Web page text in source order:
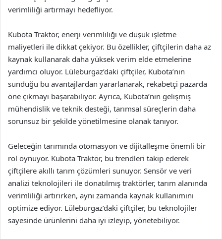
verimliliği artırmayı hedefliyor.
Kubota Traktör, enerji verimliliği ve düşük işletme
maliyetleri ile dikkat çekiyor. Bu özellikler, çiftçilerin daha az
kaynak kullanarak daha yüksek verim elde etmelerine
yardımcı oluyor. Lüleburgaz’daki çiftçiler, Kubota’nın
sunduğu bu avantajlardan yararlanarak, rekabetçi pazarda
öne çıkmayı başarabiliyor. Ayrıca, Kubota’nın gelişmiş
mühendislik ve teknik desteği, tarımsal süreçlerin daha
sorunsuz bir şekilde yönetilmesine olanak tanıyor.
Geleceğin tarımında otomasyon ve dijitalleşme önemli bir
rol oynuyor. Kubota Traktör, bu trendleri takip ederek
çiftçilere akıllı tarım çözümleri sunuyor. Sensör ve veri
analizi teknolojileri ile donatılmış traktörler, tarım alanında
verimliliği artırırken, aynı zamanda kaynak kullanımını
optimize ediyor. Lüleburgaz’daki çiftçiler, bu teknolojiler
sayesinde ürünlerini daha iyi izleyip, yönetebiliyor.